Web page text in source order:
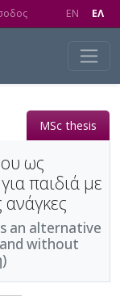
EN EΛ
MSc thesis
ως
παιδιά με
ανάγκες
an alternative
without